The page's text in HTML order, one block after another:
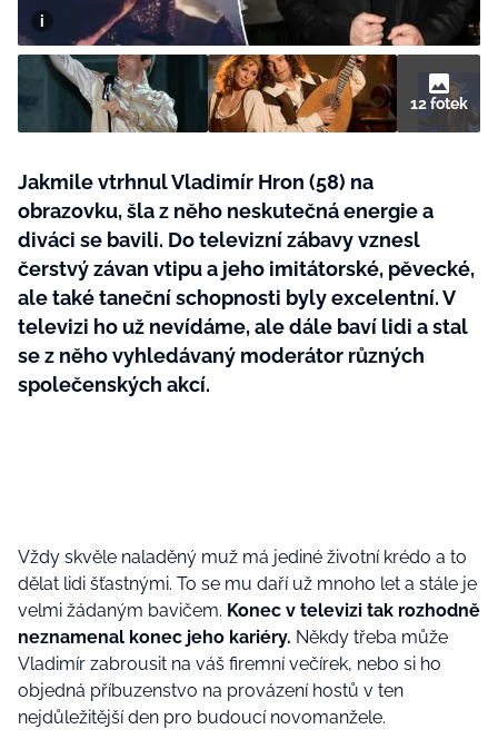
12 fotek
Jakmile vtrhnul Vladimír Hron (58) na
obrazovku, šla z něho neskutečná energie a
diváci se bavili. Do televizní zábavy vznesl
čerstvý závan vtipu a jeho imitátorské, pěvecké,
ale také taneční schopnosti byly excelentní. V
televizi ho už nevídáme, ale dále baví lidi a stal
se z něho vyhledávaný moderátor různých
společenských akcí.
Vždy skvěle naladěný muž má jediné životní krédo a to
dělat lidi šťastnými. To se mu daří už mnoho let a stále je
velmi žádaným bavičem. Konec v televizi tak rozhodně
neznamenal konec jeho kariéry. Někdy třeba může
Vladimír zabrousit na váš firemní večírek, nebo si ho
objedná příbuzenstvo na provázení hostů v ten
nejdůležitější den pro budoucí novomanžele.